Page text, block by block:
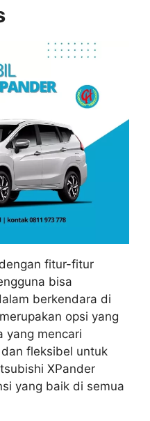
fitur-fitur
bisa
berkendara di
opsi yang
yang mencari
fleksibel untuk
XPander
yang baik di semua